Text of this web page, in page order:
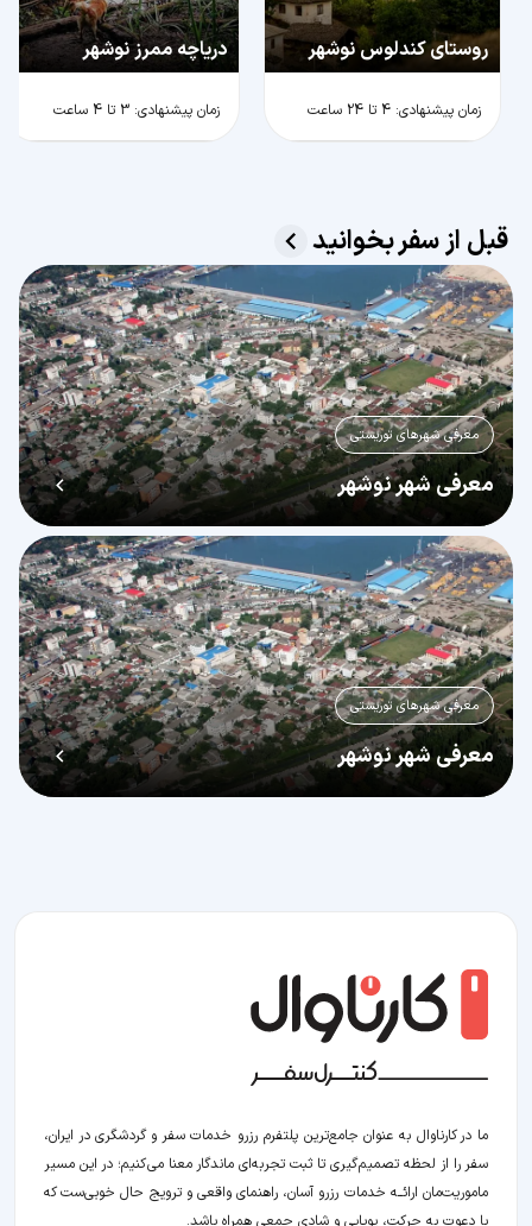
روستای کندلوس نوشهر
زمان پیشنهادی: 4 تا 24 ساعت
دریاچه ممرز نوشهر
زمان پیشنهادی: 3 تا 4 ساعت
قبل از سفر بخوانید
معرفی شهرهای توریستی
معرفی شهر نوشهر
معرفی شهرهای توریستی
معرفی شهر نوشهر
ما در کارناوال به عنوان جامع‌ترین پلتفرم رزرو خدمات سفر و گردشگری در ایران،
سفر را از لحظه‌ تصمیم‌گیری تا ثبت تجربه‌ای ماندگار معنا می‌کنیم؛ در این مسیر‍
ماموریت‌مان اراﺋــﻪ خدمات رزرو آسان، راهنمای واقعی و ترویج حال خوبی‌ست که